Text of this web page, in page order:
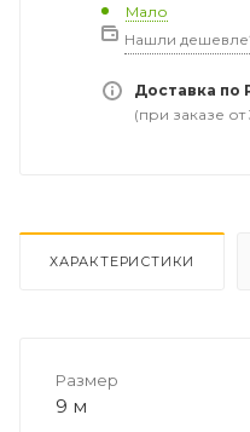
Мало
Нашли
Доставка по
(при заказе
ХАРАКТЕРИСТИКИ
Размер
9 м